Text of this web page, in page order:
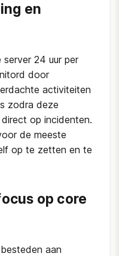
en
24 uur per
door
activiteiten
zodra deze
op incidenten.
de meeste
op te zetten en te
op core
aan